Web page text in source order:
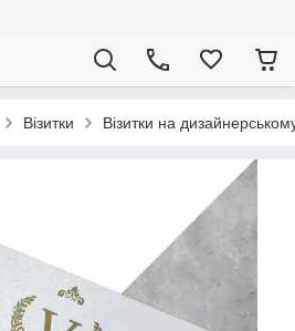
Візитки Візитки на